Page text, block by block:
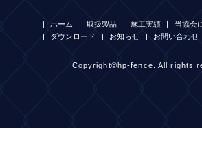
ホーム 取扱製品 施工実績 当協会
ダウンロード
お知らせ お問い合わせ
Copyright©hp-fence. All rights